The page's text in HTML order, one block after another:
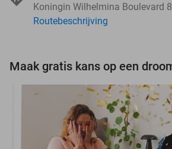
Koningin Wilhelmina Boulevard 8
Routebeschrijving